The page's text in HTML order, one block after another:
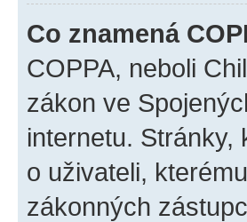
Co znamená
COPPA, neboli
zákon ve
internetu.
o uživateli,
zákonných